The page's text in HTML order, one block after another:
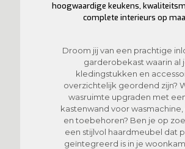
hoogwaardige keukens,
complete interieurs op
Droom jij van een prachtige
garderobekast waarin al
kledingstukken en
overzichtelijk geordend zijn?
wasruimte upgraden met
kastenwand voor
en toebehoren? Ben je op
een stijlvol haardmeubel dat
geïntegreerd is in je